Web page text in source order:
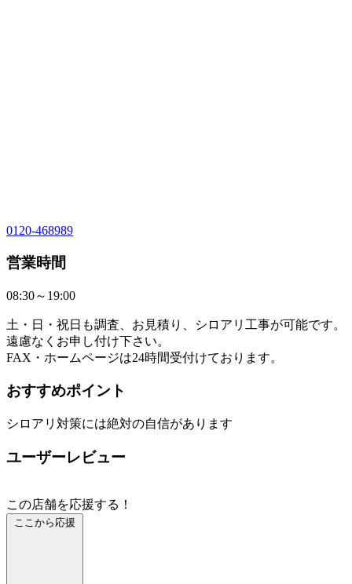
0120-468989
営業時間
08:30～19:00
土・日・祝日も調査、お見積り、シロアリ工事が可能です。
遠慮なくお申し付け下さい。
FAX・ホームページは24時間受付けております。
おすすめポイント
シロアリ対策には絶対の自信があります
ユーザーレビュー
この店舗を応援する！
ここから応援